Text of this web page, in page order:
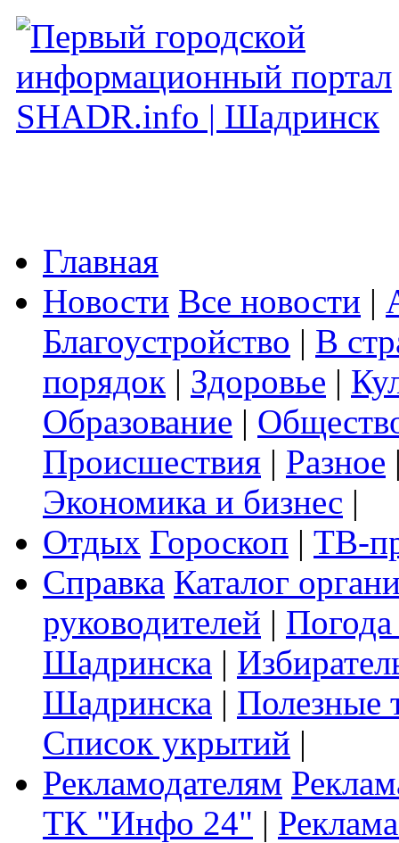
Главная
Новости Все новости |
Благоустройство | В
порядок | Здоровье |
Образование |
Происшествия | Разное
Экономика и бизнес |
Отдых Гороскоп | ТВ-
Справка Каталог
руководителей |
Шадринска |
Шадринска | Полезные
Список укрытий |
Рекламодателям
ТК "Инфо 24" |